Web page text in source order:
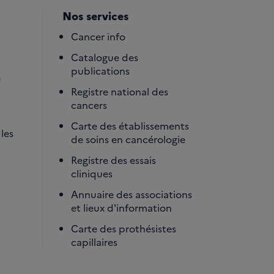
Nos services
Cancer info
Catalogue des
publications
Registre national des
cancers
Carte des établissements
de soins en cancérologie
Registre des essais
cliniques
Annuaire des associations
et lieux d'information
Carte des prothésistes
capillaires